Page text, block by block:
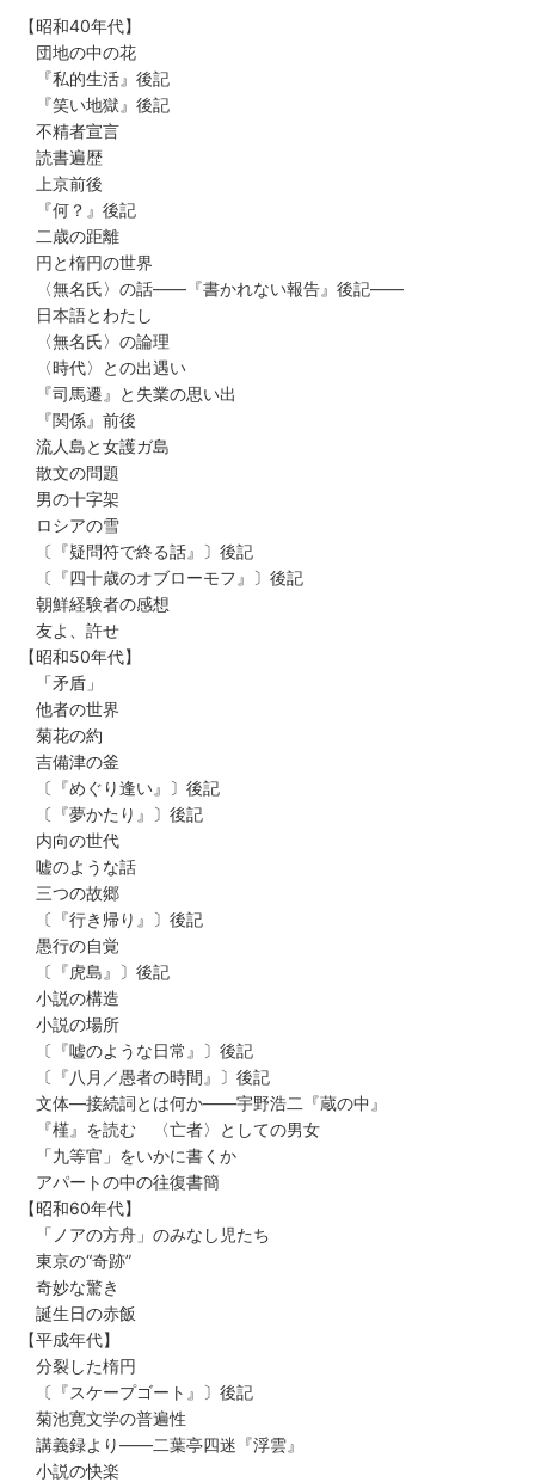
【昭和40年代】
団地の中の花
『私的生活』後記
『笑い地獄』後記
不精者宣言
読書遍歴
上京前後
『何？』後記
二歳の距離
円と楕円の世界
〈無名氏〉の話――『書かれない報告』後記――
日本語とわたし
〈無名氏〉の論理
〈時代〉との出遇い
『司馬遷』と失業の思い出
『関係』前後
流人島と女護ガ島
散文の問題
男の十字架
ロシアの雪
〔『疑問符で終る話』〕後記
〔『四十歳のオブローモフ』〕後記
朝鮮経験者の感想
友よ、許せ
【昭和50年代】
「矛盾」
他者の世界
菊花の約
吉備津の釜
〔『めぐり逢い』〕後記
〔『夢かたり』〕後記
内向の世代
嘘のような話
三つの故郷
〔『行き帰り』〕後記
愚行の自覚
〔『虎島』〕後記
小説の構造
小説の場所
〔『嘘のような日常』〕後記
〔『八月／愚者の時間』〕後記
文体―接続詞とは何か――宇野浩二『蔵の中』
『槿』を読む 〈亡者〉としての男女
「九等官」をいかに書くか
アパートの中の往復書簡
【昭和60年代】
「ノアの方舟」のみなし児たち
東京の“奇跡”
奇妙な驚き
誕生日の赤飯
【平成年代】
分裂した楕円
〔『スケープゴート』〕後記
菊池寛文学の普遍性
講義録より――二葉亭四迷『浮雲』
小説の快楽